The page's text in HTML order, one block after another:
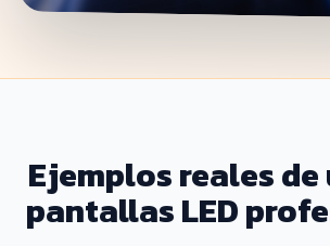
Ejemplos reales de
pantallas LED